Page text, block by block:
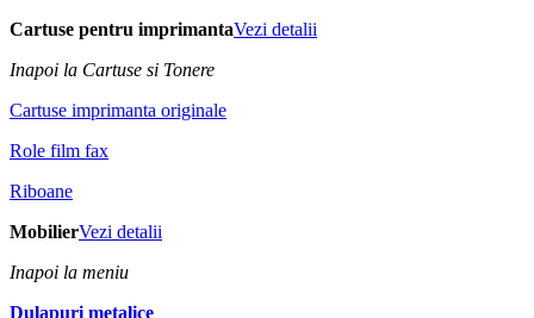
Cartuse pentru imprimantaVezi detalii
Inapoi la Cartuse si Tonere
Cartuse imprimanta originale
Role film fax
Riboane
MobilierVezi detalii
Inapoi la meniu
Dulapuri metalice